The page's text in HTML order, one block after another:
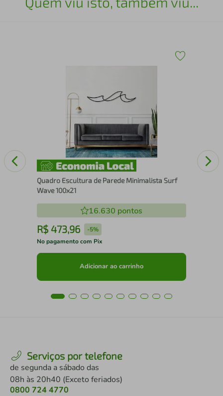
Quadro Escultura de Parede Minimalista Surf
Wave 100x21
16.630 pontos
R$ 473,96 -5%
No pagamento com Pix
Adicionar ao carrinho
Serviços por telefone
de segunda a sábado das
08h às 20h40 (Exceto feriados)
0800 724 4770